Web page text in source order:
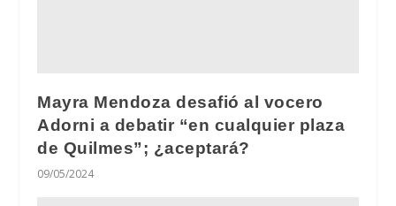
Mayra Mendoza desafió al vocero
Adorni a debatir “en cualquier plaza
de Quilmes”; ¿aceptará?
09/05/2024